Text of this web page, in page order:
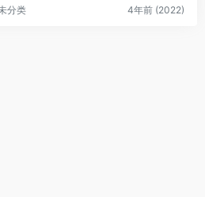
分类 4年前 (2022)